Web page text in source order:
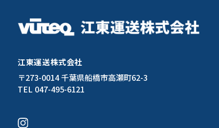
江東運送株式会社
〒273-0014 千葉県船橋市高瀬町62-3
TEL 047-495-6121